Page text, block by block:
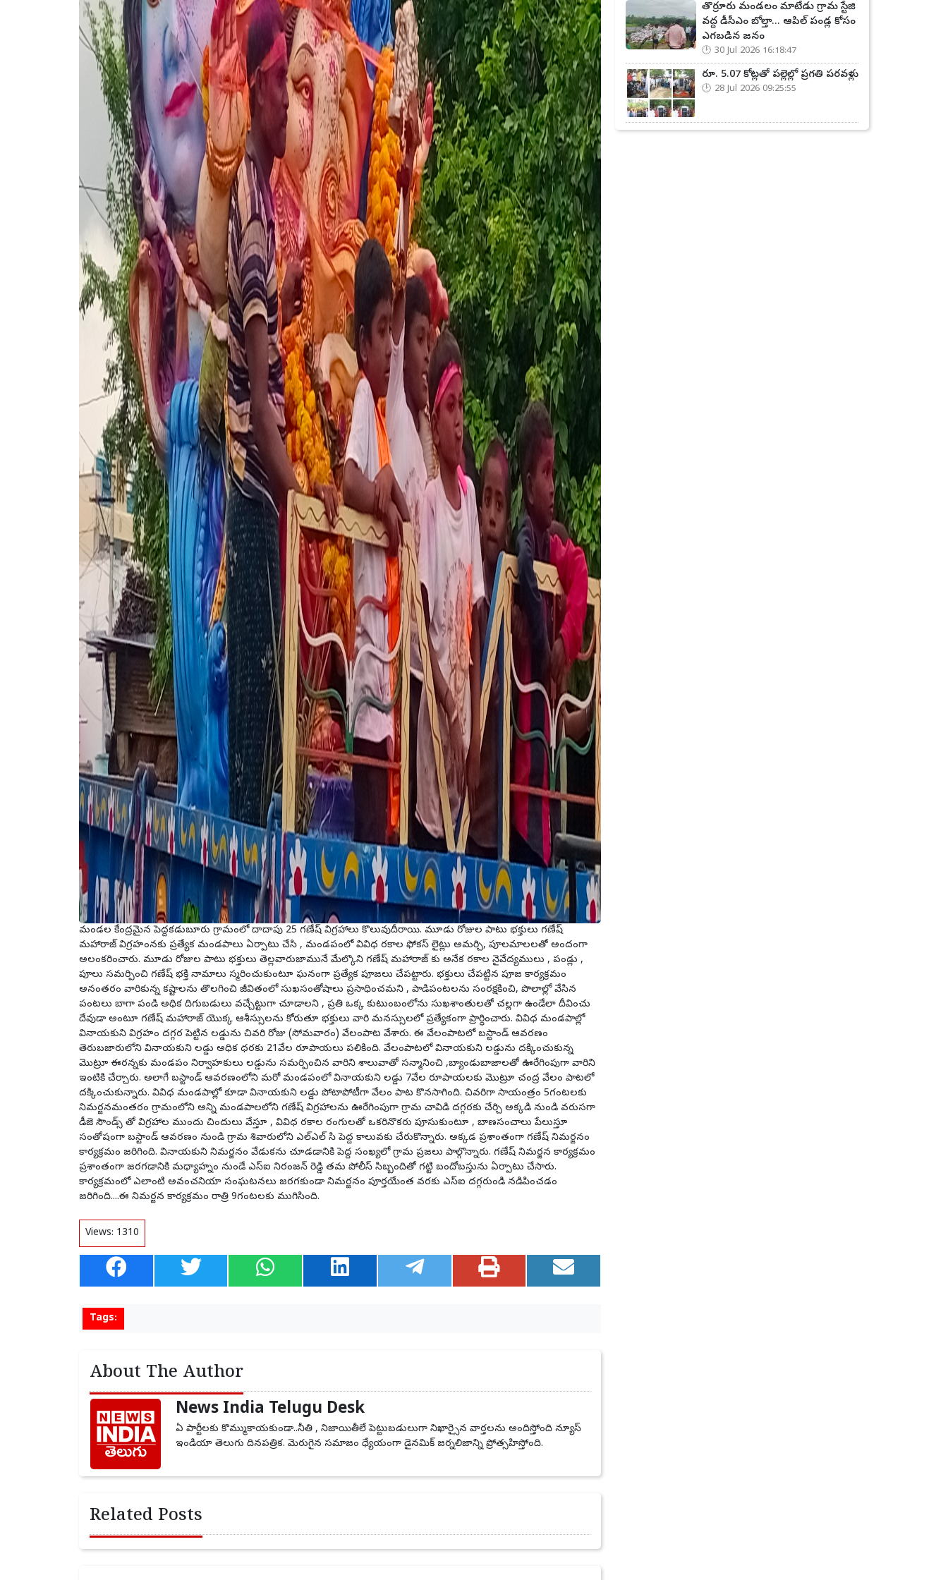
మండల కేంద్రమైన పెద్దకడుబూరు గ్రామంలో దాదాపు 25 గణేష్ విగ్రహాలు కొలువుదీరాయి. మూడు రోజుల పాటు భక్తులు గణేష్
మహారాజ్ విగ్రహంనకు ప్రత్యేక మండపాలు ఏర్పాటు చేసి , మండపంలో వివిధ రకాల ఫోకస్ లైట్లు అమర్చి, పూలమాలలతో అందంగా
అలంకరించారు. మూడు రోజుల పాటు భక్తులు తెల్లవారుజామునే మేల్కొని గణేష్ మహారాజ్ కు అనేక రకాల నైవేద్యములు , పండ్లు ,
పూలు సమర్పించి గణేష్ భక్తి నామాలు స్మరించుకుంటూ ఘనంగా ప్రత్యేక పూజలు చేపట్టారు. భక్తులు చేపట్టిన పూజ కార్యక్రమం
అనంతరం వారికున్న కష్టాలను తొలగించి జీవితంలో సుఖసంతోషాలు ప్రసాధించమని , పాడిపంటలను సంరక్షకించి, పొలాల్లో వేసిన
పంటలు బాగా పండి అధిక దిగుబడులు వచ్చేట్టుగా చూడాలని , ప్రతి ఒక్క కుటుంబంలోను సుఖశాంతులతో చల్లగా ఉండేలా దీవించు
దేవుడా అంటూ గణేష్ మహారాజ్ యొక్క ఆశీస్సులను కోరుతూ భక్తులు వారి మనస్సులలో ప్రత్యేకంగా ప్రార్ధించారు. వివిధ మండపాల్లో
వినాయకుని విగ్రహం దగ్గర పెట్టిన లడ్డును చివరి రోజు (సోమవారం) వేలంపాట వేశారు. ఈ వేలంపాటలో బస్టాండ్ ఆవరణం
తెరుబజారులోని వినాయకుని లడ్డు అధిక ధరకు 21వేల రూపాయలు పలికింది. వేలంపాటలో వినాయకుని లడ్డును దక్కించుకున్న
మొట్రూ ఈరన్నకు మండపం నిర్వాహకులు లడ్డును సమర్పించిన వారిని శాలువాతో సన్మానించి ,బ్యాండుబాజాలతో ఊరేగింపుగా వారిని
ఇంటికి చేర్చారు. అలాగే బస్టాండ్ ఆవరణంలోని మరో మండపంలో వినాయకుని లడ్డు 7వేల రూపాయలకు మొట్రూ చంద్ర వేలం పాటలో
దక్కించుకున్నారు. వివిధ మండపాల్లో కూడా వినాయకుని లడ్డు పోటాపోటీగా వేలం పాట కొనసాగింది. చివరిగా సాయంత్రం 5గంటలకు
నిమర్జనమంతరం గ్రామంలోని అన్ని మండపాలలోని గణేష్ విగ్రహాలను ఊరేగింపుగా గ్రామ చావిడి దగ్గరకు చేర్చి అక్కడి నుండి వరుసగా
డీజె సౌండ్స్ తో విగ్రహాల ముందు చిందులు వేస్తూ , వివిధ రకాల రంగులతో ఒకరినొకరు పూసుకుంటూ , బాణసంచాలు పేలుస్తూ
సంతోషంగా బస్టాండ్ ఆవరణం నుండి గ్రామ శివారులోని ఎల్ఎల్ సి పెద్ద కాలువకు చేరుకొన్నారు. అక్కడ ప్రశాంతంగా గణేష్ నిమర్జనం
కార్యక్రమం జరిగింది. వినాయకుని నిమర్జనం వేడుకను చూడడానికి పెద్ద సంఖ్యలో గ్రామ ప్రజలు పాల్గొన్నారు. గణేష్ నిమర్జన కార్యక్రమం
ప్రశాంతంగా జరగడానికి మధ్యాహ్నం నుండే ఎస్ఐ నిరంజన్ రెడ్డి తమ పోలీస్ సిబ్బందితో గట్టి బందోబస్తును ఏర్పాటు చేసారు.
కార్యక్రమంలో ఎలాంటి అవంచనియా సంఘటనలు జరగకుండా నిమర్జనం పూర్తయేంత వరకు ఎస్ఐ దగ్గరుండి నడిపించడం
జరిగింది....ఈ నిమర్జన కార్యక్రమం రాత్రి 9గంటలకు ముగిసింది.
Views: 1310
Tags:
About The Author
News India Telugu Desk
ఏ పార్టీలకు కొమ్ముకాయకుండా..నీతి , నిజాయితీలే పెట్టుబడులుగా నిఖార్సైన వార్తలను అందిస్తోంది న్యూస్
ఇండియా తెలుగు దినపత్రిక. మెరుగైన సమాజం ధ్యేయంగా డైనమిక్ జర్నలిజాన్ని ప్రోత్సహిస్తోంది.
Related Posts
తొర్రూరు మండలం మాటేడు గ్రామ స్టేజి
వద్ద డీసీఎం బోల్తా... ఆపిల్ పండ్ల కోసం
ఎగబడిన జనం
30 Jul 2026 16:18:47
రూ. 5.07 కోట్లతో పల్లెల్లో ప్రగతి పరవళ్లు
28 Jul 2026 09:25:55